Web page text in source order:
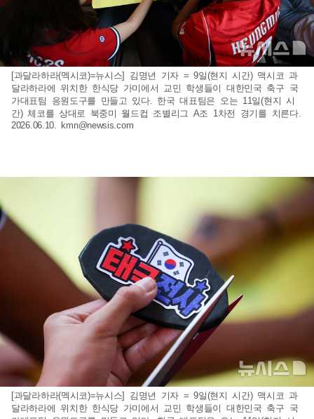
[과달라하라(멕시코)=뉴시스] 김명년 기자 = 9일(현지 시간) 맥시코 과
달라하라에 위치한 한식당 가미에서 교민 학생들이 대한민국 축구 국
가대표팀 응원도구를 만들고 있다. 한국 대표팀은 오는 11일(현지 시
간) 체코를 상대로 북중미 월드컵 조별리그 A조 1차전 경기를 치른다.
2026.06.10.
kmn@newsis.com
[과달라하라(멕시코)=뉴시스] 김명년 기자 = 9일(현지 시간) 맥시코 과
달라하라에 위치한 한식당 가미에서 교민 학생들이 대한민국 축구 국